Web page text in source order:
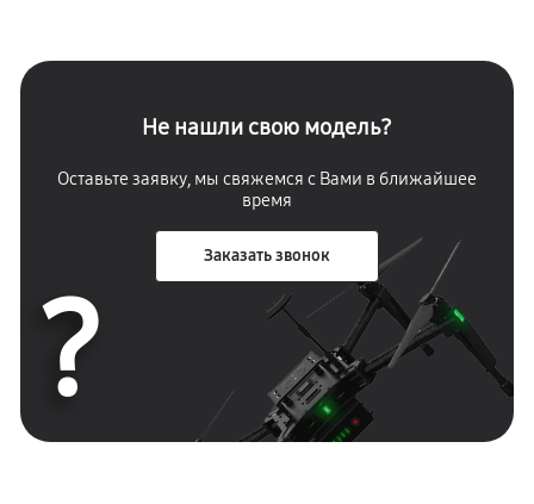
Не нашли свою модель?
Оставьте заявку, мы свяжемся с Вами в ближайшее
время
Заказать звонок
?